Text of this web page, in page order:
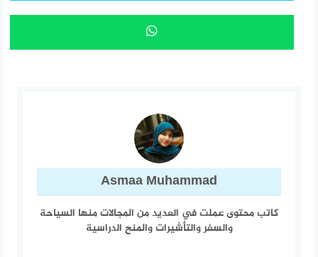
Asmaa Muhammad
كاتب محتوى عملت في العديد من المجالات منها السياحة
والسفر والتأشيرات والمنح الدراسية